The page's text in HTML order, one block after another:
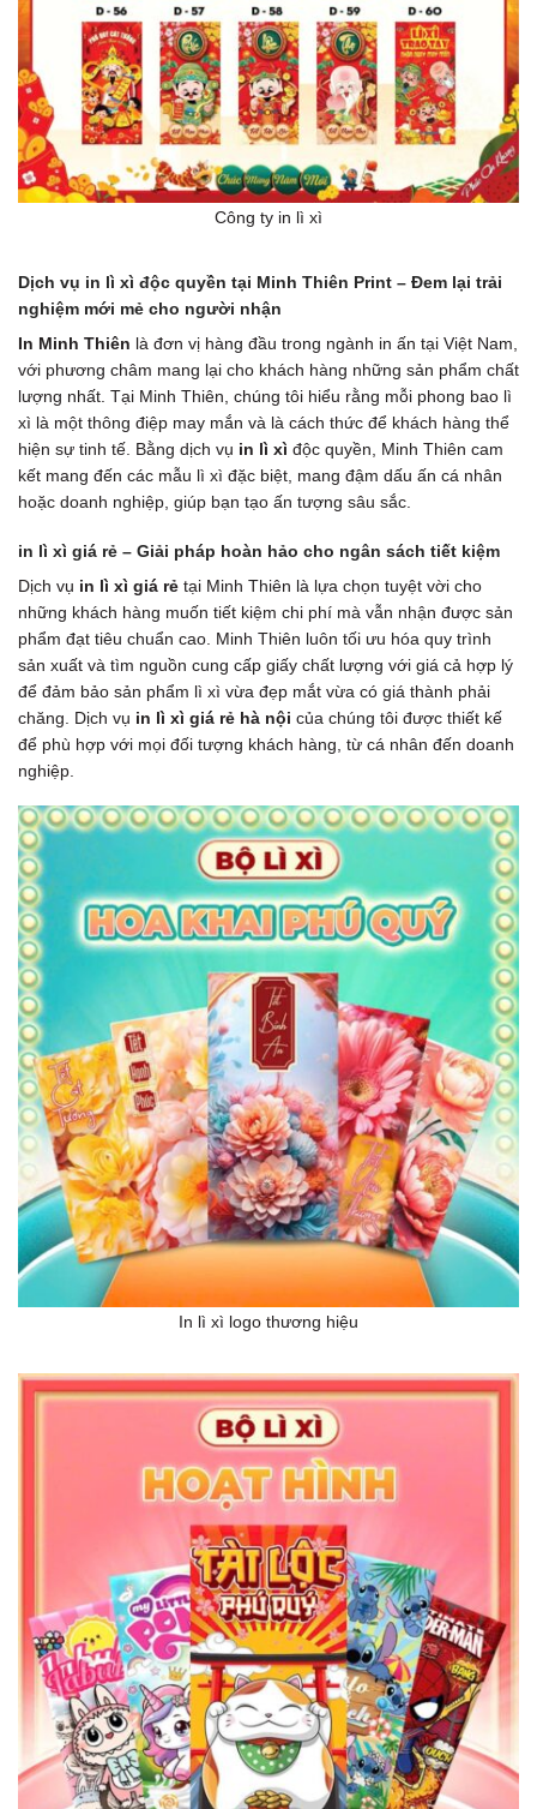
Công ty in lì xì
Dịch vụ in lì xì độc quyền tại Minh Thiên Print – Đem lại trải
nghiệm mới mẻ cho người nhận
In Minh Thiên là đơn vị hàng đầu trong ngành in ấn tại Việt Nam,
với phương châm mang lại cho khách hàng những sản phẩm chất
lượng nhất. Tại Minh Thiên, chúng tôi hiểu rằng mỗi phong bao lì
xì là một thông điệp may mắn và là cách thức để khách hàng thể
hiện sự tinh tế. Bằng dịch vụ in lì xì độc quyền, Minh Thiên cam
kết mang đến các mẫu lì xì đặc biệt, mang đậm dấu ấn cá nhân
hoặc doanh nghiệp, giúp bạn tạo ấn tượng sâu sắc.
in lì xì giá rẻ – Giải pháp hoàn hảo cho ngân sách tiết kiệm
Dịch vụ in lì xì giá rẻ tại Minh Thiên là lựa chọn tuyệt vời cho
những khách hàng muốn tiết kiệm chi phí mà vẫn nhận được sản
phẩm đạt tiêu chuẩn cao. Minh Thiên luôn tối ưu hóa quy trình
sản xuất và tìm nguồn cung cấp giấy chất lượng với giá cả hợp lý
để đảm bảo sản phẩm lì xì vừa đẹp mắt vừa có giá thành phải
chăng. Dịch vụ in lì xì giá rẻ hà nội của chúng tôi được thiết kế
để phù hợp với mọi đối tượng khách hàng, từ cá nhân đến doanh
nghiệp.
In lì xì logo thương hiệu